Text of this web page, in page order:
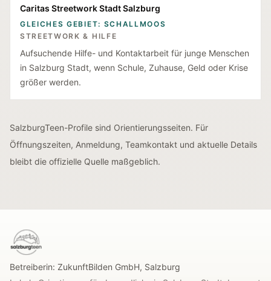
Caritas Streetwork Stadt Salzburg
GLEICHES GEBIET: SCHALLMOOS
STREETWORK & HILFE
Aufsuchende Hilfe- und Kontaktarbeit für junge Menschen
in Salzburg Stadt, wenn Schule, Zuhause, Geld oder Krise
größer werden.
SalzburgTeen-Profile sind Orientierungsseiten. Für
Öffnungszeiten, Anmeldung, Teamkontakt und aktuelle Details
bleibt die offizielle Quelle maßgeblich.
SalzburgTeen
Betreiberin: ZukunftBilden GmbH, Salzburg